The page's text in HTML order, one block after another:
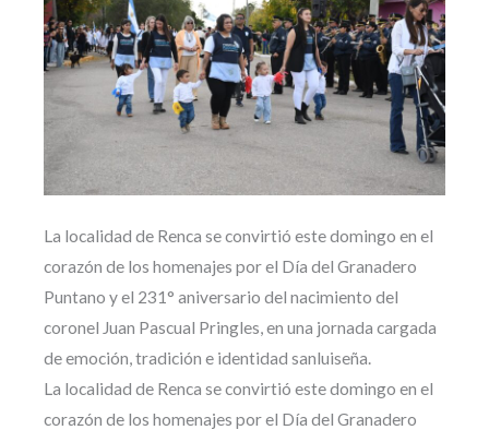
La localidad de Renca se convirtió este domingo en el
corazón de los homenajes por el Día del Granadero
Puntano y el 231° aniversario del nacimiento del
coronel Juan Pascual Pringles, en una jornada cargada
de emoción, tradición e identidad sanluiseña.
La localidad de Renca se convirtió este domingo en el
corazón de los homenajes por el Día del Granadero